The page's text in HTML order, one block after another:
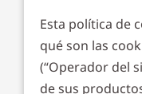
Esta política de
qué son las
(“Operador del
de sus